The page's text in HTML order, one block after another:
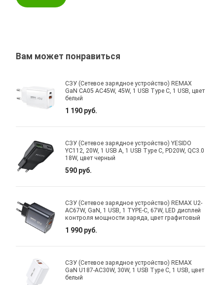
Вам может понравиться
СЗУ (Сетевое зарядное устройство) REMAX
GaN CA05 AC45W, 45W, 1 USB Type C, 1 USB, цвет
белый
1 190 руб.
СЗУ (Сетевое зарядное устройство) YESIDO
YC112, 20W, 1 USB A, 1 USB Type C, PD20W, QC3.0
18W, цвет черный
590 руб.
СЗУ (Сетевое зарядное устройство) REMAX U2-
AC67W, GaN, 1 USB, 1 TYPE-C, 67W, LED дисплей
контроля мощности заряда, цвет графитовый
1 990 руб.
СЗУ (Сетевое зарядное устройство) REMAX
GaN U187-AC30W, 30W, 1 USB Type C, 1 USB, цвет
белый